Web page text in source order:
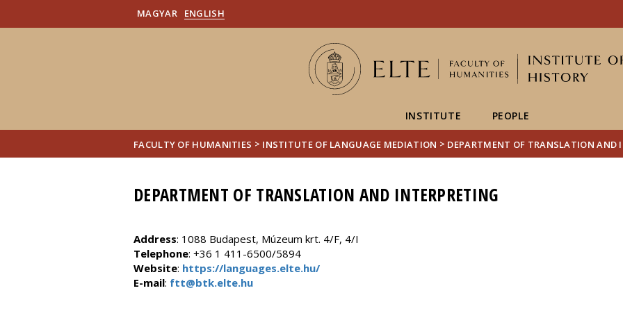
MAGYAR ENGLISH
INSTITUTE PEOPLE
FACULTY OF HUMANITIES > INSTITUTE OF LANGUAGE MEDIATION > DEPARTMENT OF TRANSLATION AND
DEPARTMENT OF TRANSLATION AND INTERPRETING
Address: 1088 Budapest, Múzeum krt. 4/F, 4/I
Telephone: +36 1 411-6500/5894
Website: https://languages.elte.hu/
E-mail: ftt@btk.elte.hu